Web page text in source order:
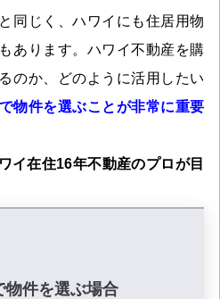
同じく、ハワイにも住居用物
あります。ハワイ不動産を購
のか、どのように活用したい
物件を選ぶことが非常に重要
イ在住16年不動産のプロが目
物件を選ぶ場合